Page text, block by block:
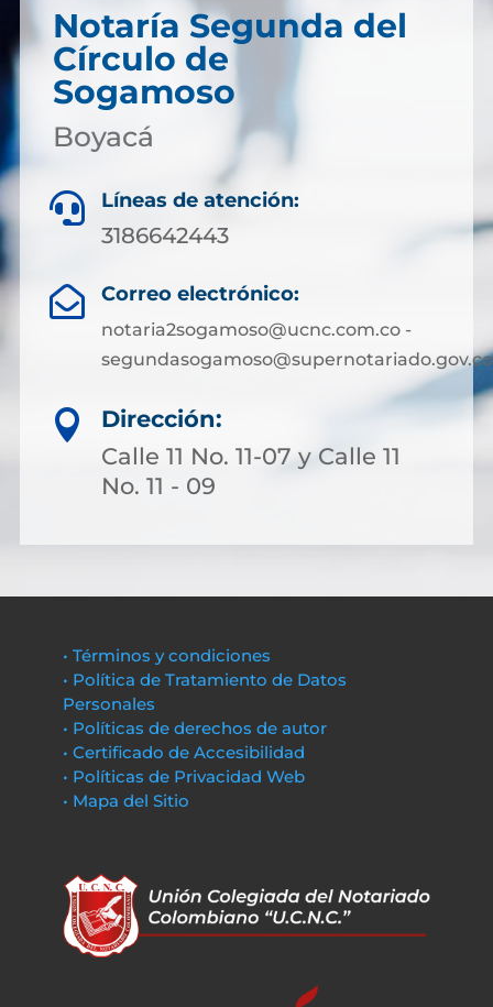
Notaría Segunda del
Círculo de
Sogamoso
Boyacá
 Líneas de atención:
3186642443
 Correo electrónico:
notaria2sogamoso@ucnc.com.co -
segundasogamoso@supernotariado.gov.co

Dirección:
Calle 11 No. 11-07 y Calle 11
No. 11 - 09
• Términos y condiciones
• Política de Tratamiento de Datos
Personales
• Políticas de derechos de autor
• Certificado de Accesibilidad
• Políticas de Privacidad Web
• Mapa del Sitio